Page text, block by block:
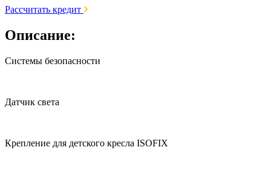
Рассчитать кредит
Описание:
Системы безопасности
Датчик света
Крепление для детского кресла ISOFIX